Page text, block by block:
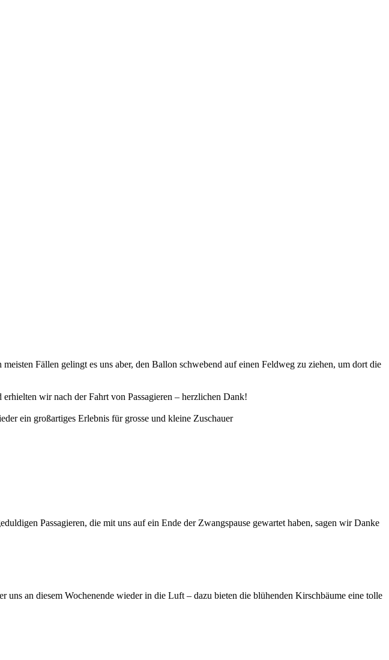
Fällen gelingt es uns aber, den Ballon schwebend auf einen Feldweg zu ziehen, um dort die
wir nach der Fahrt von Passagieren – herzlichen Dank!
ein großartiges Erlebnis für grosse und kleine Zuschauer
Passagieren, die mit uns auf ein Ende der Zwangspause gewartet haben, sagen wir Danke
an diesem Wochenende wieder in die Luft – dazu bieten die blühenden Kirschbäume eine tolle